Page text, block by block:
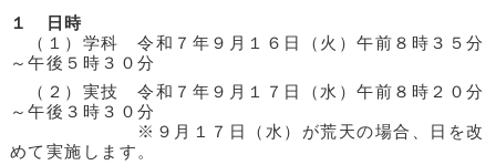
１ 日時
（１）学科 令和７年９月１６日（火）午前８時３５分
～午後５時３０分
（２）実技 令和７年９月１７日（水）午前８時２０分
～午後３時３０分
※９月１７日（水）が荒天の場合、日を改
めて実施します。